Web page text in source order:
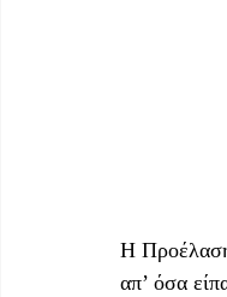
Η Προέλαση
απ’ όσα